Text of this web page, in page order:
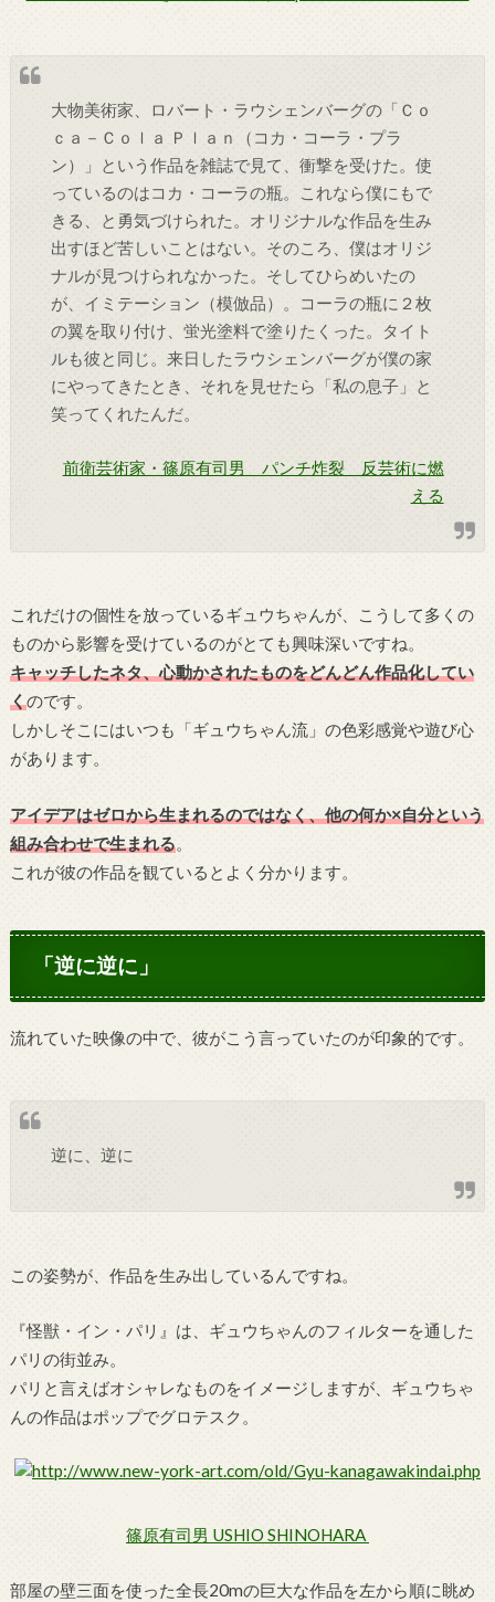
大物美術家、ロバート・ラウシェンバーグの「Ｃｏ
ｃａ－Ｃｏｌａ Ｐｌａｎ（コカ・コーラ・プラ
ン）」という作品を雑誌で見て、衝撃を受けた。使
っているのはコカ・コーラの瓶。これなら僕にもで
きる、と勇気づけられた。オリジナルな作品を生み
出すほど苦しいことはない。そのころ、僕はオリジ
ナルが見つけられなかった。そしてひらめいたの
が、イミテーション（模倣品）。コーラの瓶に２枚
の翼を取り付け、蛍光塗料で塗りたくった。タイト
ルも彼と同じ。来日したラウシェンバーグが僕の家
にやってきたとき、それを見せたら「私の息子」と
笑ってくれたんだ。
前衛芸術家・篠原有司男 パンチ炸裂 反芸術に燃
える
これだけの個性を放っているギュウちゃんが、こうして多くの
ものから影響を受けているのがとても興味深いですね。
キャッチしたネタ、心動かされたものをどんどん作品化してい
くのです。
しかしそこにはいつも「ギュウちゃん流」の色彩感覚や遊び心
があります。
アイデアはゼロから生まれるのではなく、他の何か×自分という
組み合わせで生まれる。
これが彼の作品を観ているとよく分かります。
「逆に逆に」
流れていた映像の中で、彼がこう言っていたのが印象的です。
逆に、逆に
この姿勢が、作品を生み出しているんですね。
『怪獣・イン・パリ』は、ギュウちゃんのフィルターを通した
パリの街並み。
パリと言えばオシャレなものをイメージしますが、ギュウちゃ
んの作品はポップでグロテスク。
篠原有司男 USHIO SHINOHARA
部屋の壁三面を使った全長20mの巨大な作品を左から順に眺め